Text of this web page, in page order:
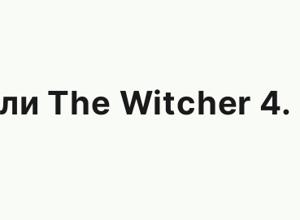
The Witcher 4.